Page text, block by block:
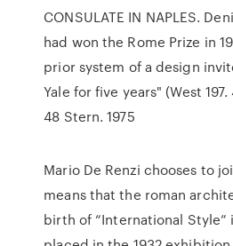
CONSULATE IN NAPLES.
had won the Rome Prize in
prior system of a design
Yale for five years" (West
48 Stern. 1975
Mario De Renzi chooses to
means that the roman
birth of “International